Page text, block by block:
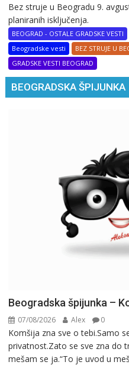
Bez struje u Beogradu 9.
planiranih isključenja.
BEOGRAD - OSTALE GRADSKE VESTI
Beogradske vesti
BEZ STRUJE U
GRADSKE VESTI BEOGRAD
BEOGRADSKA ŠPIJUNKA
Beogradska špijunka –
07/08/2026 Alex 0
Komšija zna sve o tebi.Samo
privatnost.Zato se sve zna do
mešam se ja.“To je uvod u